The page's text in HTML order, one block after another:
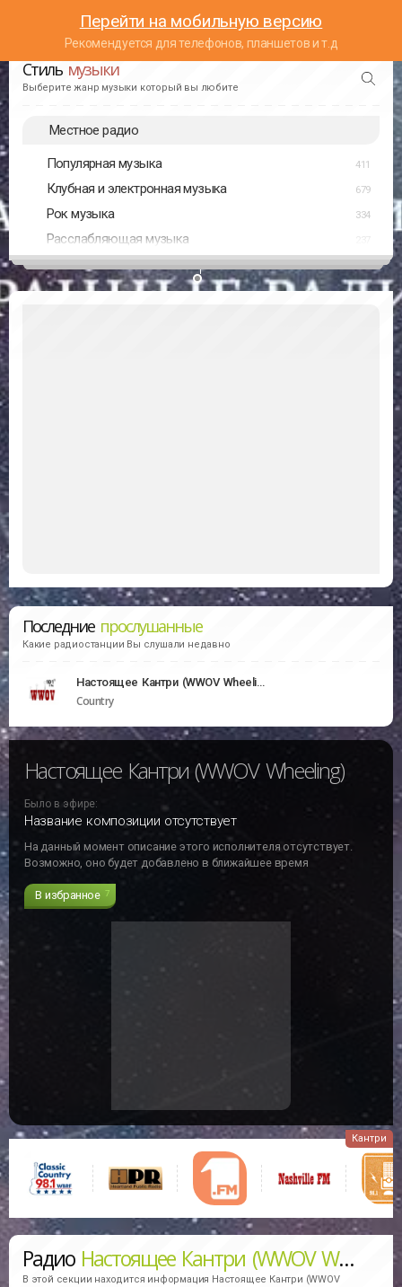
Перейти на мобильную версию
Рекомендуется для телефонов, планшетов и т.д
Стиль музыки
Выберите жанр музыки который вы любите
Местное радио
Популярная музыка 411
Клубная и электронная музыка 679
Рок музыка 334
Расслабляющая музыка
Последние прослушанные
Какие радиостанции Вы слушали недавно
Настоящее Кантри (WWOV Wheeling)
Country
Настоящее Кантри (WWOV Wheeling)
Было в эфире:
Название композиции отсутствует
На данный момент описание этого исполнителя отсутствует.
Возможно, оно будет добавлено в ближайшее время
В избранное 7
Кантри
Радио Настоящее Кантри (WWOV Wheeling)
В этой секции находится информация Настоящее Кантри (WWOV